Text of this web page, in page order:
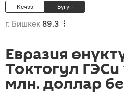
Кечээ Бүгүн
г. Бишкек 89.3
Евразия
Токтогул ГЭСи
млн. доллар